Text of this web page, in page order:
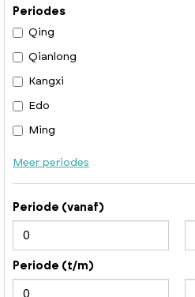
Periodes
Qing
Qianlong
Kangxi
Edo
Ming
Meer periodes
Periode (vanaf)
Periode (t/m)